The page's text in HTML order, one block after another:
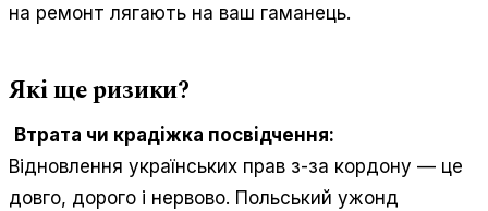
на ремонт лягають на ваш гаманець.
Які ще ризики?
Втрата чи крадіжка посвідчення:
Відновлення українських прав з-за кордону — це
довго, дорого і нервово. Польський ужонд